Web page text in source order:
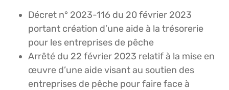
Décret n° 2023-116 du 20 février 2023
portant création d’une aide à la trésorerie
pour les entreprises de pêche
Arrêté du 22 février 2023 relatif à la mise en
œuvre d’une aide visant au soutien des
entreprises de pêche pour faire face à